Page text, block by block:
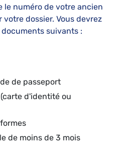
le numéro de votre ancien
dossier. Vous devrez
suivants :
de passeport
d'identité ou
de moins de 3 mois